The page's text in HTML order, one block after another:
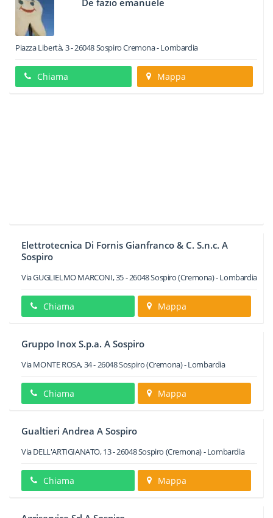
De fazio emanuele
Piazza Libertà, 3-26048SospiroCremona -Lombardia
Chiama Mappa
Elettrotecnica Di Fornis Gianfranco & C. S.n.c. A
Sospiro
Via GUGLIELMO MARCONI, 35-26048Sospiro(Cremona) -Lombardia
Chiama Mappa
Gruppo Inox S.p.a. A Sospiro
Via MONTE ROSA, 34-26048Sospiro(Cremona) -Lombardia
Chiama Mappa
Gualtieri Andrea A Sospiro
Via DELL'ARTIGIANATO, 13-26048Sospiro (Cremona) -Lombardia
Chiama Mappa